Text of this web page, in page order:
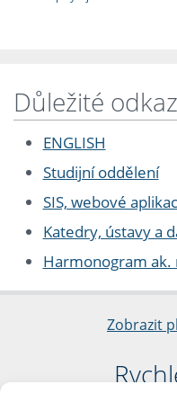
Důležité
ENGLISH
Studijní oddělení
SIS, webové
Katedry, ústavy a
Harmonogram ak.
Zobrazit